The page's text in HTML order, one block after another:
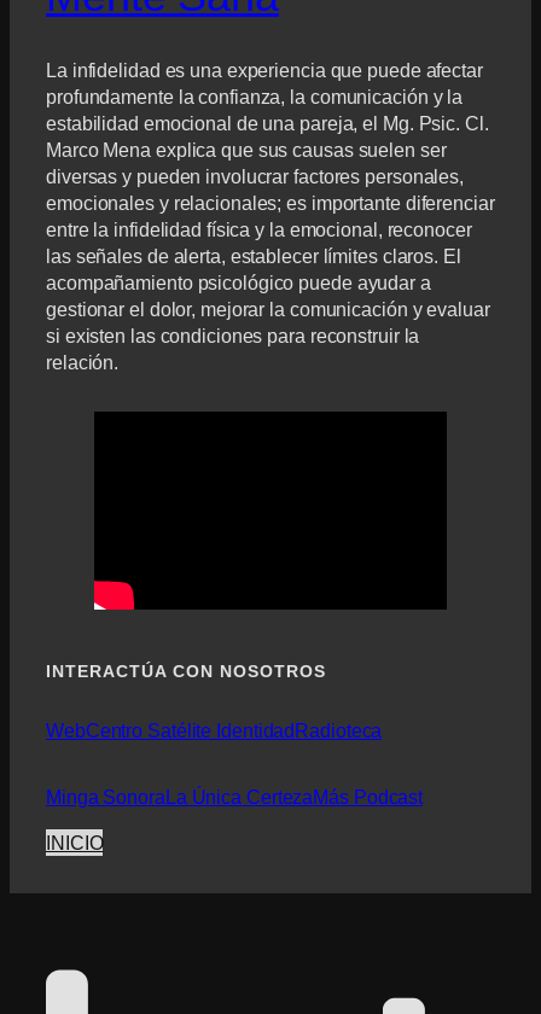
La infidelidad es una experiencia que puede afectar
profundamente la confianza, la comunicación y la
estabilidad emocional de una pareja, el Mg. Psic. Cl.
Marco Mena explica que sus causas suelen ser
diversas y pueden involucrar factores personales,
emocionales y relacionales; es importante diferenciar
entre la infidelidad física y la emocional, reconocer
las señales de alerta, establecer límites claros. El
acompañamiento psicológico puede ayudar a
gestionar el dolor, mejorar la comunicación y evaluar
si existen las condiciones para reconstruir la
relación.
INTERACTÚA CON NOSOTROS
WebCentro Satélite Identidad Radioteca
Minga SonoraLa Única CertezaMás Podcast
INICIO